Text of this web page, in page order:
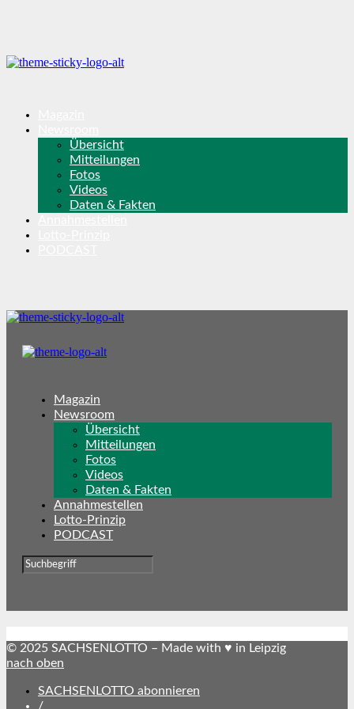
Übersicht
Mitteilungen
Fotos
Videos
Daten & Fakten
Magazin
Newsroom
Übersicht
Mitteilungen
Fotos
Videos
Daten & Fakten
Annahmestellen
Lotto-Prinzip
PODCAST
© 2025 SACHSENLOTTO – Made with ♥ in Leipzig
nach oben
SACHSENLOTTO abonnieren
/